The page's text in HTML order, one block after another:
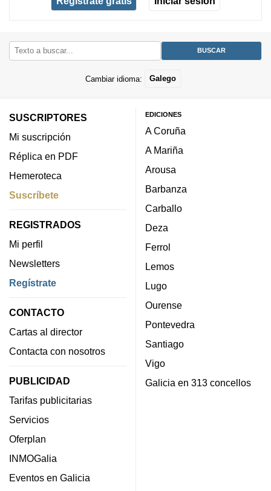
Cambiar idioma: Galego
SUSCRIPTORES
Mi suscripción
Réplica en PDF
Hemeroteca
Suscríbete
REGISTRADOS
Mi perfil
Newsletters
Regístrate
CONTACTO
Cartas al director
Contacta con nosotros
PUBLICIDAD
Tarifas publicitarias
Servicios
Oferplan
INMOGalia
Eventos en Galicia
EDICIONES
A Coruña
A Mariña
Arousa
Barbanza
Carballo
Deza
Ferrol
Lemos
Lugo
Ourense
Pontevedra
Santiago
Vigo
Galicia en 313 concellos